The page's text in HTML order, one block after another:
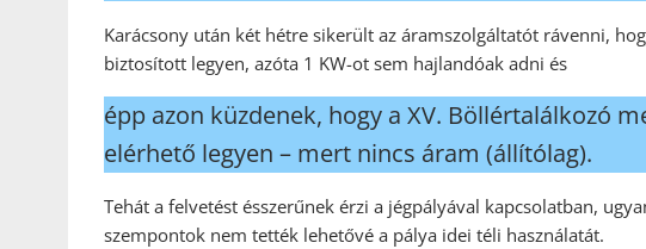
Karácsony után két hétre sikerült az áramszolgáltatót rávenni,
biztosított legyen, azóta 1 KW-ot sem hajlandóak adni és
épp azon küzdenek, hogy a XV. Böllértalálkozó
elérhető legyen – mert nincs áram (állítólag).
Tehát a felvetést ésszerűnek érzi a jégpályával kapcsolatban,
szempontok nem tették lehetővé a pálya idei téli használatát.